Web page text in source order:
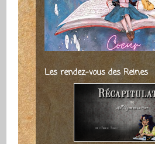
Les rendez-vous des Reines